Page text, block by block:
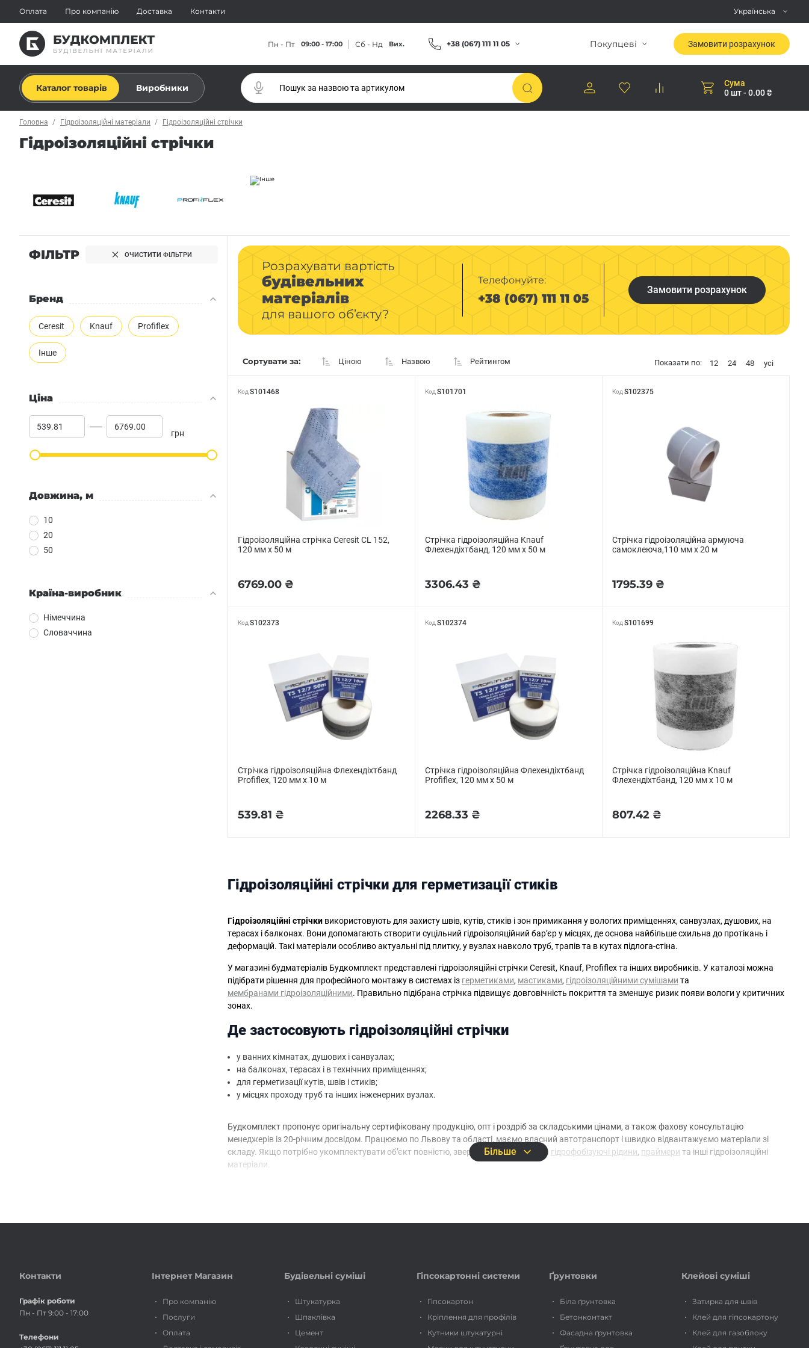
Оплата Про компанію Доставка Контакти Українська
Пн - Пт 09:00 - 17:00 Сб - Нд Вих. +38 (067) 111 11 05 Покупцеві Замовити розрахунок
Каталог товарів Виробники
Сума
0 шт - 0.00 ₴
Головна Гідроізоляційні матеріали Гідроізоляційні стрічки
Гідроізоляційні стрічки
ФІЛЬТР ОЧИСТИТИ ФІЛЬТРИ
Бренд
Ceresit Knauf Profiflex
Інше
Ціна
грн
Довжина, м
10
20
50
Країна-виробник
Німеччина
Словаччина
Розрахувати вартість
будівельних
матеріалів
для вашого об’єкту?
Телефонуйте:
+38 (067) 111 11 05
Замовити розрахунок
Сортувати за: Ціною Назвою Рейтингом Показати по: 12 24 48 усі
Код S101468
Гідроізоляційна стрічка Ceresit CL 152,
120 мм х 50 м
6769.00 ₴
Код S101701
Стрічка гідроізоляційна Knauf
Флехендіхтбанд, 120 мм х 50 м
3306.43 ₴
Код S102375
Стрічка гідроізоляційна армуюча
самоклеюча,110 мм х 20 м
1795.39 ₴
Код S102373
Стрічка гідроізоляційна Флехендіхтбанд
Profiflex, 120 мм х 10 м
539.81 ₴
Код S102374
Стрічка гідроізоляційна Флехендіхтбанд
Profiflex, 120 мм х 50 м
2268.33 ₴
Код S101699
Стрічка гідроізоляційна Knauf
Флехендіхтбанд, 120 мм х 10 м
807.42 ₴
Гідроізоляційні стрічки для герметизації стиків
Гідроізоляційні стрічки використовують для захисту швів, кутів, стиків і зон примикання у вологих приміщеннях, санвузлах, душових, на
терасах і балконах. Вони допомагають створити суцільний гідроізоляційний бар’єр у місцях, де основа найбільше схильна до протікань і
деформацій. Такі матеріали особливо актуальні під плитку, у вузлах навколо труб, трапів та в кутах підлога-стіна.
У магазині будматеріалів Будкомплект представлені гідроізоляційні стрічки Ceresit, Knauf, Profiflex та інших виробників. У каталозі можна
підібрати рішення для професійного монтажу в системах із герметиками, мастиками, гідроізоляційними сумішами та
мембранами гідроізоляційними. Правильно підібрана стрічка підвищує довговічність покриття та зменшує ризик появи вологи у критичних
зонах.
Де застосовують гідроізоляційні стрічки
у ванних кімнатах, душових і санвузлах;
на балконах, терасах і в технічних приміщеннях;
для герметизації кутів, швів і стиків;
у місцях проходу труб та інших інженерних вузлах.
Будкомплект пропонує оригінальну сертифіковану продукцію, опт і роздріб за складськими цінами, а також фахову консультацію
менеджерів із 20-річним досвідом. Працюємо по Львову та області, маємо власний автотранспорт і швидко відвантажуємо матеріали зі
складу. Якщо потрібно укомплектувати об’єкт повністю, зверніть увагу також на гідрофобізуючі рідини, праймери та інші гідроізоляційні
матеріали.
Більше
Контакти
Графік роботи
Пн - Пт 9:00 - 17:00
Телефони
Інтернет Магазин
Про компанію
Послуги
Оплата
Будівельні суміші
Штукатурка
Шпаклівка
Цемент
Гіпсокартонні системи
Гіпсокартон
Кріплення для профілів
Кутники штукатурні
Ґрунтовки
Біла ґрунтовка
Бетонконтакт
Фасадна ґрунтовка
Клейові суміші
Затирка для швів
Клей для гіпсокартону
Клей для газоблоку